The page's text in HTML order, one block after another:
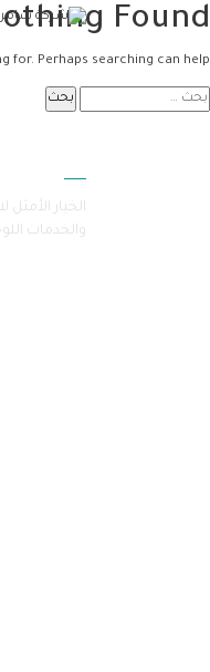
Found
for. Perhaps searching can help.
الخيار
والخدمات